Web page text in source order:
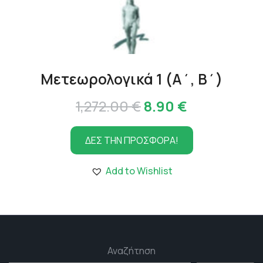
Μετεωρολογικά 1 (Α΄, Β΄)
1,272.00€Original
price
was:
1,272.00 €.
8.90 €
τρέχουσα
τιμή
ΔΕΣ ΤΗΝ ΠΡΟΣΦΟΡΑ!
Add to Wishlist
Αναζήτηση